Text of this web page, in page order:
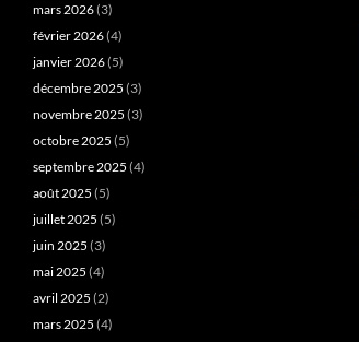
mars 2026(3)
février 2026(4)
janvier 2026(5)
décembre 2025 (3)
novembre 2025 (3)
octobre 2025 (5)
septembre 2025 (4)
août 2025 (5)
juillet 2025 (5)
juin 2025 (3)
mai 2025 (4)
avril 2025 (2)
mars 2025 (4)